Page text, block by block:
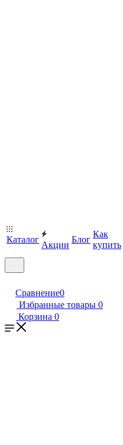
Каталог
Акции
Блог
Как
купить
Сравнение0
Избранные товары 0
Корзина 0